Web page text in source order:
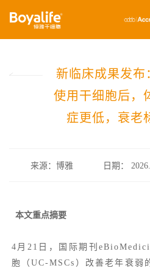
首页 什么是干细胞
前沿动态
新临床成果发布：147名老人使用干
新临床成果发布
使用干细胞后，
症更低，衰老
来源：博雅 日期：
本文重点摘要
4月21日，国际期刊
胞（UC-MSCs）改善老年衰弱